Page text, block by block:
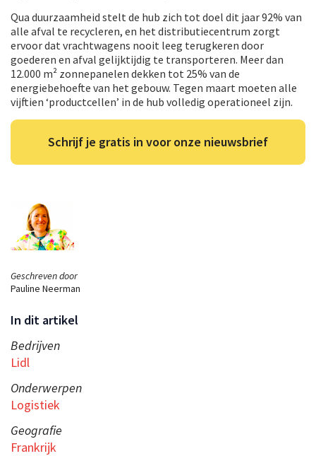
Geschreven door
Pauline Neerman
In dit artikel
Bedrijven
Lidl
Onderwerpen
Logistiek
Geografie
Frankrijk
Qua duurzaamheid stelt de hub zich tot doel dit jaar 92% van
alle afval te recycleren, en het distributiecentrum zorgt
ervoor dat vrachtwagens nooit leeg terugkeren door
goederen en afval gelijktijdig te transporteren. Meer dan
12.000 m² zonnepanelen dekken tot 25% van de
energiebehoefte van het gebouw. Tegen maart moeten alle
vijftien ‘productcellen’ in de hub volledig operationeel zijn.
Schrijf je gratis in voor onze nieuwsbrief